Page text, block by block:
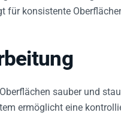
für konsistente
sauber und
ermöglicht eine